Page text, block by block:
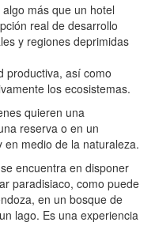
más que un hotel
real de desarrollo
y regiones deprimidas
productiva, así como
los ecosistemas.
quieren una
reserva o en un
medio de la naturaleza.
encuentra en disponer
paradisiaco, como puede
en un bosque de
lago. Es una experiencia